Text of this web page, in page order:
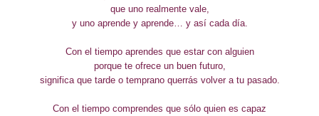
que uno realmente vale,
y uno aprende y aprende… y así cada día.
Con el tiempo aprendes que estar con alguien
porque te ofrece un buen futuro,
significa que tarde o temprano querrás volver a tu pasado.
Con el tiempo comprendes que sólo quien es capaz